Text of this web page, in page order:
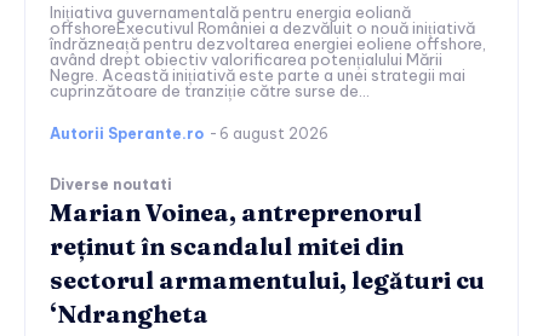
Inițiativa guvernamentală pentru energia eoliană
offshoreExecutivul României a dezvăluit o nouă inițiativă
îndrăzneață pentru dezvoltarea energiei eoliene offshore,
având drept obiectiv valorificarea potențialului Mării
Negre. Această inițiativă este parte a unei strategii mai
cuprinzătoare de tranziție către surse de...
Autorii Sperante.ro - 6 august 2026
Diverse noutati
Marian Voinea, antreprenorul
reținut în scandalul mitei din
sectorul armamentului, legături cu
‘Ndrangheta